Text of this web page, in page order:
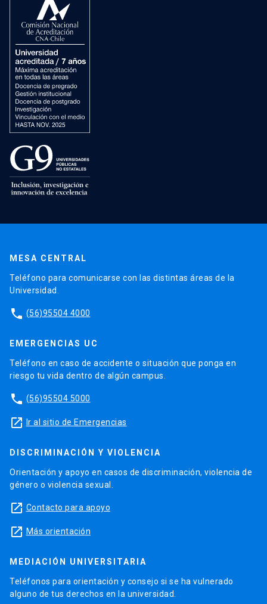
MESA CENTRAL
Teléfono para comunicarse con las distintas áreas de la
Universidad.
phone (56)95504 4000
EMERGENCIAS UC
Teléfono en caso de accidente o situación que ponga en
riesgo tu vida dentro de algún campus.
phone (56)95504 5000
launch Ir al sitio de Emergencias
DISCRIMINACIÓN Y VIOLENCIA
Orientación y apoyo en casos de discriminación, violencia de
género o violencia sexual.
launch Contacto para apoyo
launch Más orientación
MEDIACIÓN UNIVERSITARIA
Teléfonos para orientación y consejo si se ha vulnerado
alguno de tus derechos en la universidad.